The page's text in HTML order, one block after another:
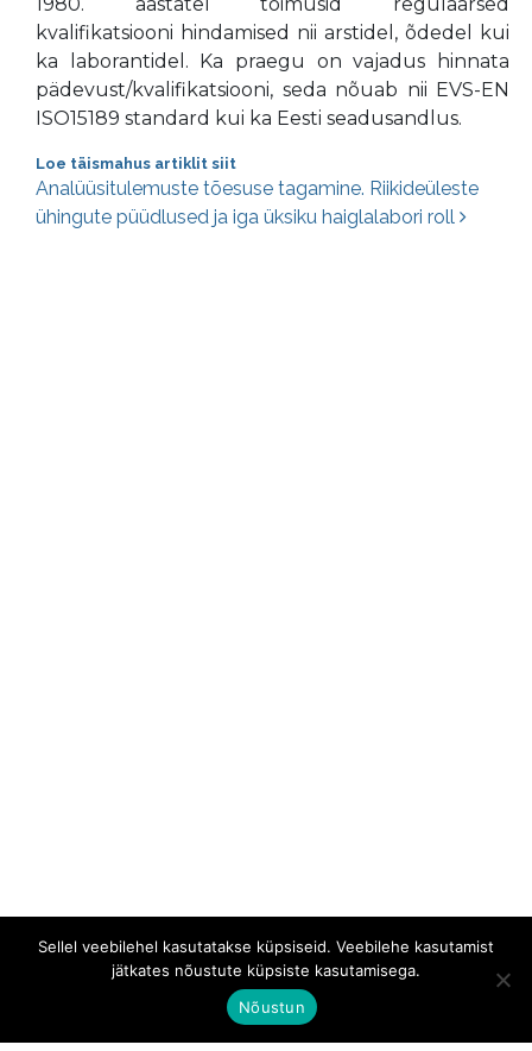
kvalifikatsiooni hindamised nii arstidel, õdedel kui
ka laborantidel. Ka praegu on vajadus hinnata
pädevust/kvalifikatsiooni, seda nõuab nii EVS-EN
ISO15189 standard kui ka Eesti seadusandlus.
Loe täismahus artiklit siit
Postituste navigatsioon
Analüüsitulemuste tõesuse tagamine. Riikideüleste
ühingute püüdlused ja iga üksiku haiglalabori roll
Sellel veebilehel kasutatakse küpsiseid. Veebilehe kasutamist
jätkates nõustute küpsiste kasutamisega.
Nõustun